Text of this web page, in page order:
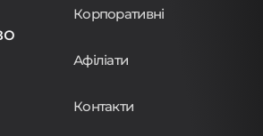
Корпоративні
Афіліати
Контакти